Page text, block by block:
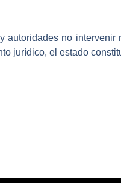
no
jurídico, el estado